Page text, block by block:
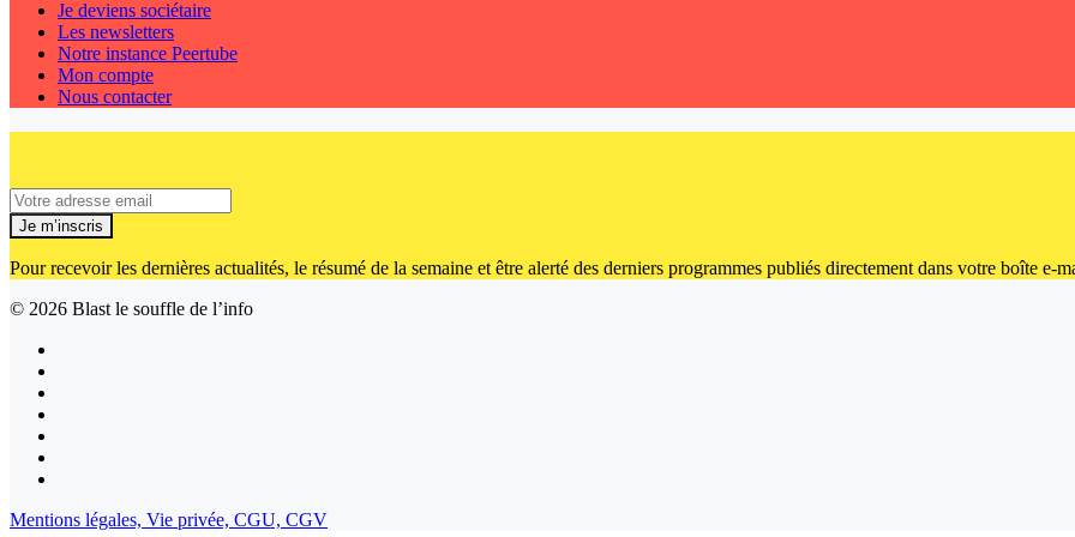
Je deviens sociétaire
Les newsletters
Notre instance Peertube
Mon compte
Nous contacter
Je m’inscris
Pour recevoir les dernières actualités, le résumé de la semaine et être alerté des derniers programmes publiés directement dans votre boîte e-
© 2026 Blast le souffle de l’info
Mentions légales, Vie privée, CGU, CGV